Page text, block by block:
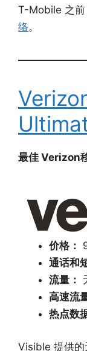
T-Mobile 之前
络。
最佳 Verizon
价格：
通话和
流量：
高速流
热点数
Visible 提供的